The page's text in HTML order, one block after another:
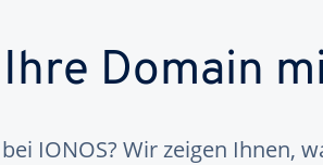
Domain
IONOS? Wir zeigen Ihnen,